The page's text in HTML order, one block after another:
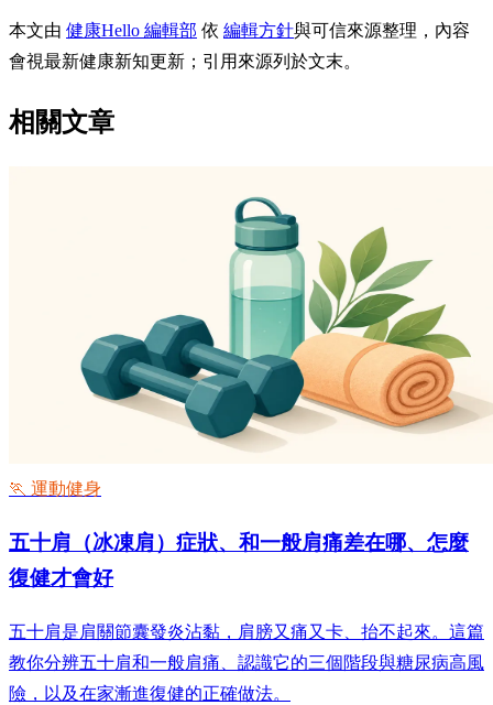
本文由 健康Hello 編輯部 依 編輯方針與可信來源整理，內容
會視最新健康新知更新；引用來源列於文末。
相關文章
🏃 運動健身
五十肩（冰凍肩）症狀、和一般肩痛差在哪、怎麼
復健才會好
五十肩是肩關節囊發炎沾黏，肩膀又痛又卡、抬不起來。這篇
教你分辨五十肩和一般肩痛、認識它的三個階段與糖尿病高風
險，以及在家漸進復健的正確做法。